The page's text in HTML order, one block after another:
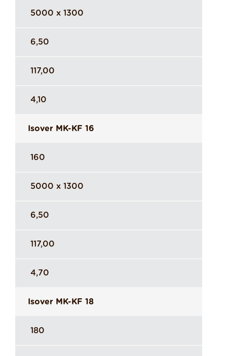
5000 x 1300
6,50
117,00
4,10
Isover MK-KF 16
160
5000 x 1300
6,50
117,00
4,70
Isover MK-KF 18
180